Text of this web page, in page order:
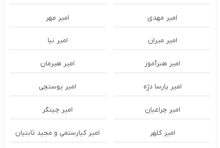
امیر مهدی امیر مهر
امیر میران امیر نیا
امیر هنرآموز امیر هیرمان
امیر پارسا دژه امیر پوستچی
امیر چراغیان امیر چیتگر
امیر کلهر امیر کیارستمی و مجید ثابتیان